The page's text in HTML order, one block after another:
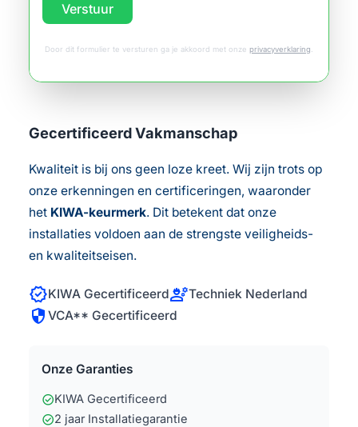
Verstuur
Door dit formulier te versturen ga je akkoord met onze privacyverklaring.
Gecertificeerd Vakmanschap
Kwaliteit is bij ons geen loze kreet. Wij zijn trots op
onze erkenningen en certificeringen, waaronder
het KIWA-keurmerk. Dit betekent dat onze
installaties voldoen aan de strengste veiligheids-
en kwaliteitseisen.
verifiedKIWA GecertificeerdengineeringTechniek Nederland
securityVCA** Gecertificeerd
Onze Garanties
check_circleKIWA Gecertificeerd
check_circle2 jaar Installatiegarantie